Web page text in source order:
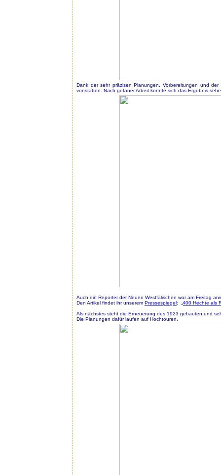
Dank der sehr präzisen Planungen, Vorbereitungen und
vonstatten. Nach getaner Arbeit konnte sich das Ergebnis
Auch ein Reporter der Neuen Westfälischen war am Freitag
Den Artikel findet ihr unserem Pressespiegel : „400 Hechte als
Als nächstes steht die Erneuerung des 1923 gebauten und
Die Planungen dafür laufen auf Hochtouren.